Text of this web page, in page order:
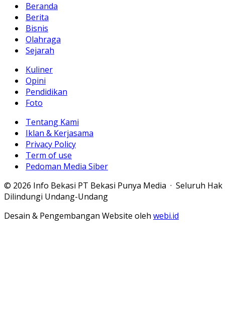
Beranda
Berita
Bisnis
Olahraga
Sejarah
Kuliner
Opini
Pendidikan
Foto
Tentang Kami
Iklan & Kerjasama
Privacy Policy
Term of use
Pedoman Media Siber
© 2026 Info Bekasi PT Bekasi Punya Media · Seluruh Hak
Dilindungi Undang-Undang
Desain & Pengembangan Website oleh webi.id